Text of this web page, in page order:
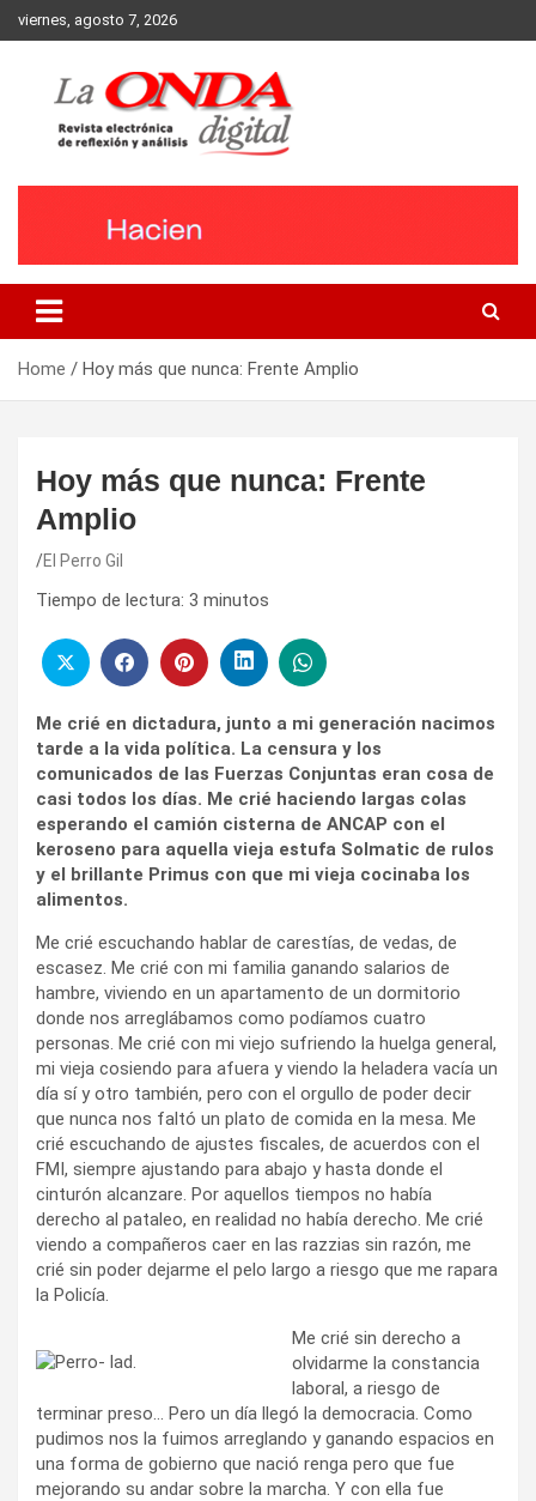
Skip
to
viernes, agosto 7, 2026
Home Hoy más que nunca: Frente Amplio
Hoy más que nunca: Frente
Amplio
El Perro Gil
Tiempo de lectura: 3 minutos
Me crié en dictadura, junto a mi generación nacimos
tarde a la vida política. La censura y los
comunicados de las Fuerzas Conjuntas eran cosa de
casi todos los días. Me crié haciendo largas colas
esperando el camión cisterna de ANCAP con el
keroseno para aquella vieja estufa Solmatic de rulos
y el brillante Primus con que mi vieja cocinaba los
alimentos.
Me crié escuchando hablar de carestías, de vedas, de
escasez. Me crié con mi familia ganando salarios de
hambre, viviendo en un apartamento de un dormitorio
donde nos arreglábamos como podíamos cuatro
personas. Me crié con mi viejo sufriendo la huelga general,
mi vieja cosiendo para afuera y viendo la heladera vacía un
día sí y otro también, pero con el orgullo de poder decir
que nunca nos faltó un plato de comida en la mesa. Me
crié escuchando de ajustes fiscales, de acuerdos con el
FMI, siempre ajustando para abajo y hasta donde el
cinturón alcanzare. Por aquellos tiempos no había
derecho al pataleo, en realidad no había derecho. Me crié
viendo a compañeros caer en las razzias sin razón, me
crié sin poder dejarme el pelo largo a riesgo que me rapara
la Policía.
Me crié sin derecho a
olvidarme la constancia
laboral, a riesgo de
terminar preso… Pero un día llegó la democracia. Como
pudimos nos la fuimos arreglando y ganando espacios en
una forma de gobierno que nació renga pero que fue
mejorando su andar sobre la marcha. Y con ella fue